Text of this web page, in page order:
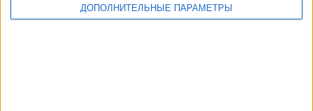
ДОПОЛНИТЕЛЬНЫЕ ПАРАМЕТРЫ